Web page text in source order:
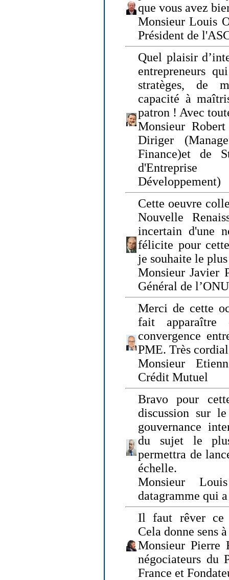
que vous avez
Monsieur Louis
Président de
Quel plaisir
entrepreneurs
stratèges, de
capacité à
patron ! Avec
Monsieur
Diriger
Finance)et de
Développement)
Cette oeuvre
Nouvelle
incertain d'une
félicite pour
je souhaite le
Monsieur Javier
Général de
Merci de cette
fait apparaître
convergence
PME. Très
Monsieur
Crédit Mutuel
Bravo pour
discussion sur
gouvernance
du sujet le
permettra de
échelle.
Monsieur
datagramme qui
Il faut rêver ce
Cela donne sens
Monsieur Pierre
négociateurs du
France et